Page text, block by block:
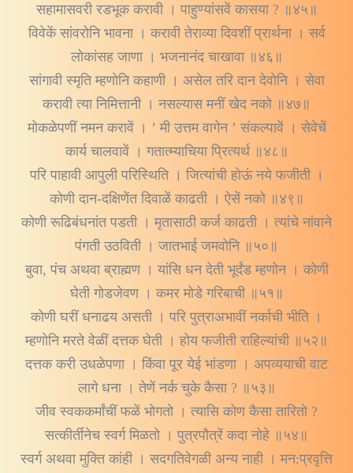
सहामासवरी रडभूक करावी । पाहुण्यांसवें कासया ? ॥४५॥
विवेकें सांवरोनि भावना । करावी तेराव्या दिवशीं प्रार्थना । सर्व
लोकांसह जाणा । भजनानंद चाखावा ॥४६॥
सांगावी स्मृति म्हणोनि कहाणी । असेल तरि दान देवोनि । सेवा
करावी त्या निमित्तानी । नसल्यास मनीं खेद नको ॥४७॥
मोकळेपणीं नमन करावें । ’ मी उत्तम वागेन ’ संकल्पावें । सेवेचें
कार्य चालवावें । गतात्म्याचिया प्रित्यर्थ ॥४८॥
परि पाहावी आपुली परिस्थिति । जित्यांची होऊं नये फजीती ।
कोणी दान-दक्षिणेंत दिवाळें काढती । ऐसें नको ॥४९॥
कोणी रूढिबंधनांत पडती । मृतासाठी कर्ज काढती । त्यांचे नांवाने
पंगती उठविती । जातभाई जमवोनि ॥५०॥
बुवा, पंच अथवा ब्राह्मण । यांसि धन देती भूर्दंड म्हणोन । कोणी
घेती गोडजेवण । कमर मोडे गरिबाची ॥५१॥
कोणी घरीं धनाढय असती । परि पुत्राअभावीं नर्काची भीति ।
म्हणोनि मरते वेळीं दत्तक घेती । होय फजीती राहिल्यांची ॥५२॥
दत्तक करी उधळेपणा । किंवा पूर येई भांडणा । अपव्ययाची वाट
लागे धना । तेणें नर्क चुके कैसा ? ॥५३॥
जीव स्वककर्मांचीं फळें भोगतो । त्यासि कोण कैसा तारितो ?
सत्कीर्तीनेच स्वर्ग मिळतो । पुत्रपौत्रें कदा नोहे ॥५४॥
स्वर्ग अथवा मुक्ति कांही । सदगतिवेगळी अन्य नाही । मन:प्रवृत्ति